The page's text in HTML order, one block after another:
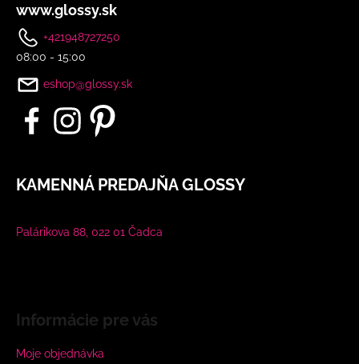
www.glossy.sk
+421948727250
08:00 - 15:00
eshop@glossy.sk
KAMENNÁ PREDAJŇA GLOSSY
Palárikova 88, 022 01 Čadca
Informácie pre vás
Moje objednávka